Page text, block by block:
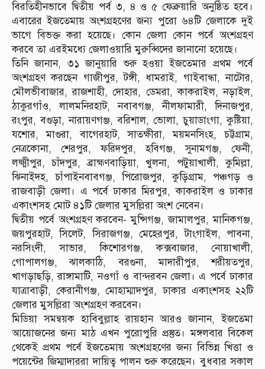
বিরতিহীনভাবে দ্বিতীয় পর্ব ৩, ৪ ও ৫ ফেব্রুয়ারি অনুষ্ঠিত হবে।
এবারের ইজতেমায় অংশগ্রহণের জন্য পুরো ৬৪টি জেলাকে দুই
ভাগে বিভক্ত করা হয়েছে। কোন জেলা কোন পর্বে অংশগ্রহণ
করবে তা এরইমধ্যে জেলাওয়ারি মুরুব্বিদের জানানো হয়েছে।
তিনি জানান, ৩১ জানুয়ারি শুরু হওয়া ইজতেমার প্রথম পর্বে
অংশগ্রহণ করছেন গাজীপুর, টঙ্গী, ধামরাই, গাইবান্ধা, নাটোর,
মৌলভীবাজার, রাজশাহী, দোহার, ডেমরা, কাকরাইল, নড়াইল,
ঠাকুরগাঁও, লালমনিরহাট, নবাবগঞ্জ, নীলফামারী, দিনাজপুর,
রংপুর, বগুড়া, নারায়ণগঞ্জ, বরিশাল, ভোলা, চুয়াডাংগা, কুষ্টিয়া,
যশোর, মাগুরা, বাগেরহাট, সাতক্ষীরা, ময়মনসিংহ, চট্টগ্রাম,
নেত্রকোনা, শেরপুর, ফরিদপুর, হবিগঞ্জ, সুনামগঞ্জ, ফেনী,
লক্ষ্মীপুর, চাঁদপুর, ব্রাহ্মণবাড়িয়া, খুলনা, পটুয়াখালী, কুমিল্লা,
ঝিনাইদহ, চাঁপাইনবাবগঞ্জ, পিরোজপুর, কুড়িগ্রাম, পঞ্চগড় ও
রাজবাড়ী জেলা। এ পর্বে ঢাকার মিরপুর, কাকরাইল ও ঢাকার
একাংশসহ মোট ৪১টি জেলার মুসল্লিরা অংশ নেবেন।
দ্বিতীয় পর্বে অংশগ্রহণ করবেন- মুন্সিগঞ্জ, জামালপুর, মানিকগঞ্জ,
জয়পুরহাট, সিলেট, সিরাজগঞ্জ, মেহেরপুর, টাংগাইল, পাবনা,
নরসিংদী, সাভার, কিশোরগঞ্জ, কক্সবাজার, নোয়াখালী,
গোপালগঞ্জ, ঝালকাঠি, বরগুনা, মাদারীপুর, শরীয়তপুর,
খাগড়াছড়ি, রাঙ্গামাটি, নওগাঁ ও বান্দরবন জেলা। এ পর্বে ঢাকার
যাত্রাবাড়ী, কেরানীগঞ্জ, মোহাম্মাদপুর, ঢাকার একাংশসহ ২২টি
জেলার মুসল্লিরা অংশগ্রহণ করবেন।
মিডিয়া সমন্বয়ক হাবিবুল্লাহ রায়হান আরও জানান, ইজতেমা
আয়োজনের জন্য মাঠ এখন পুরোপুরি প্রস্তুত। মঙ্গলবার বিকেল
থেকেই প্রথম পর্বে ইজতেমায় অংশগ্রহণের জন্য বিভিন্ন খিত্তা ও
পয়েন্টের জিম্মাদাররা দায়িত্ব পালন শুরু করেছেন। বুধবার সকাল